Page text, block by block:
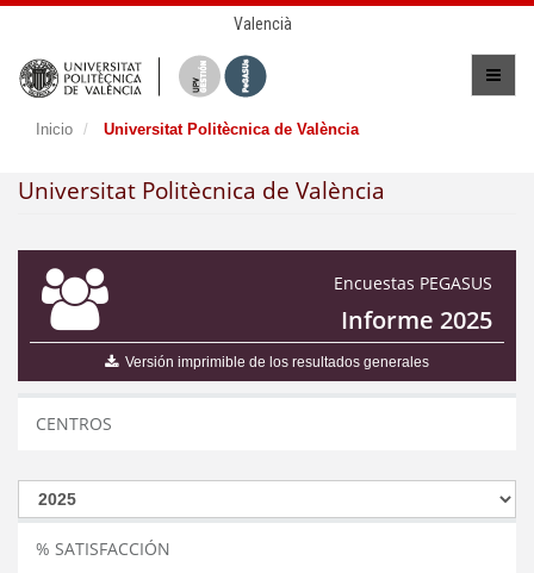
Valencià
Inicio Universitat Politècnica de València
Universitat Politècnica de València
Encuestas PEGASUS
Informe 2025
Versión imprimible de los resultados generales
CENTROS
% SATISFACCIÓN